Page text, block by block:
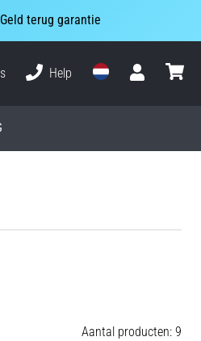
Geld terug garantie
Help
Aantal producten: 9